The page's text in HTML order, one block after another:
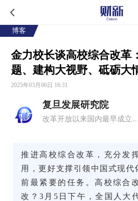
博客
金力校长谈高校综合改革
题、建构大视野、砥砺大
2025年03月06日 16:31
复旦发展研究院
改革开放以来国内最早成立的高校智库之一，也是 “中国十大影响力智库”
推进高校综合改革，充分发
用，更好支撑引领中国式现代
前最紧要的任务。高校综合
改？3月5日下午，全国人大